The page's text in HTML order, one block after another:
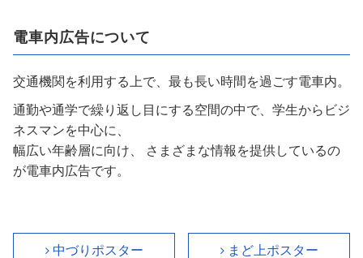
電車内広告について
交通機関を利用する上で、最も長い時間を過ごす電車内。
通勤や通学で繰り返し目にする空間の中で、学生からビジ
ネスマンを中心に、
幅広い年齢層に向け、
さまざまな情報を提供しているの
が電車内広告です。
中づりポスター まど上ポスター